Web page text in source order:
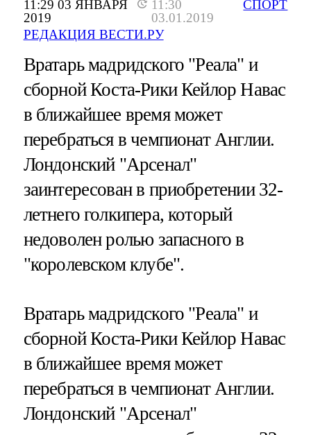
11:29 03 ЯНВАРЯ
2019
11:30
03.01.2019
РЕДАКЦИЯ ВЕСТИ.РУ
СПОРТ
Вратарь мадридского "Реала" и
сборной Коста-Рики Кейлор Навас
в ближайшее время может
перебраться в чемпионат Англии.
Лондонский "Арсенал"
заинтересован в приобретении 32-
летнего голкипера, который
недоволен ролью запасного в
"королевском клубе".
Вратарь мадридского "Реала" и
сборной Коста-Рики Кейлор Навас
в ближайшее время может
перебраться в чемпионат Англии.
Лондонский "Арсенал"